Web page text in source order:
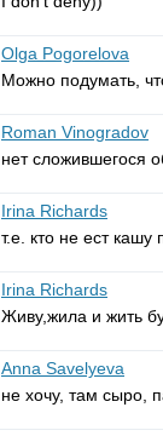
Olga Pogorelova
Можно подумать,
Roman Vinogradov
нет сложившегося
Irina Richards
т.е. кто не ест
Irina Richards
Живу,жила и жить
Anna Savelyeva
не хочу, там сыро,